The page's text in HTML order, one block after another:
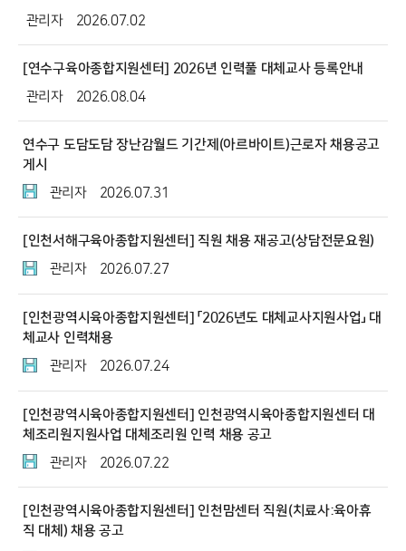
관리자 2026.07.02
[연수구육아종합지원센터] 2026년 인력풀 대체교사 등록안내
관리자 2026.08.04
연수구 도담도담 장난감월드 기간제(아르바이트)근로자 채용공고
게시
관리자 2026.07.31
[인천서해구육아종합지원센터] 직원 채용 재공고(상담전문요원)
관리자 2026.07.27
[인천광역시육아종합지원센터] 「2026년도 대체교사지원사업」 대
체교사 인력채용
관리자 2026.07.24
[인천광역시육아종합지원센터] 인천광역시육아종합지원센터 대
체조리원지원사업 대체조리원 인력 채용 공고
관리자 2026.07.22
[인천광역시육아종합지원센터] 인천맘센터 직원(치료사:육아휴
직 대체) 채용 공고